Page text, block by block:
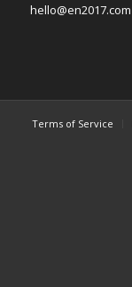
hello@en2017.com
Terms of Service